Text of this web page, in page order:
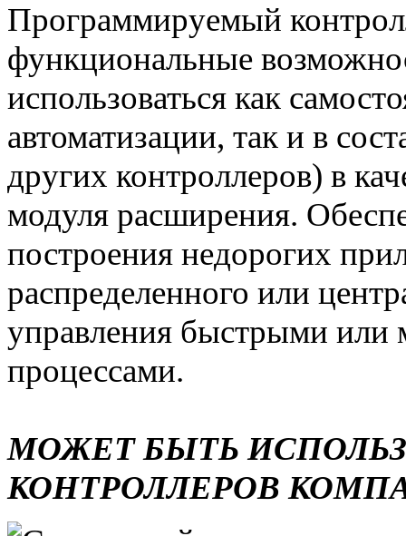
Программируемый
функциональные
использоваться как
автоматизации, так и в
других контроллеров) в
модуля расширения.
построения недорогих
распределенного или
управления быстрыми или
процессами.
МОЖЕТ БЫТЬ
КОНТРОЛЛЕРОВ